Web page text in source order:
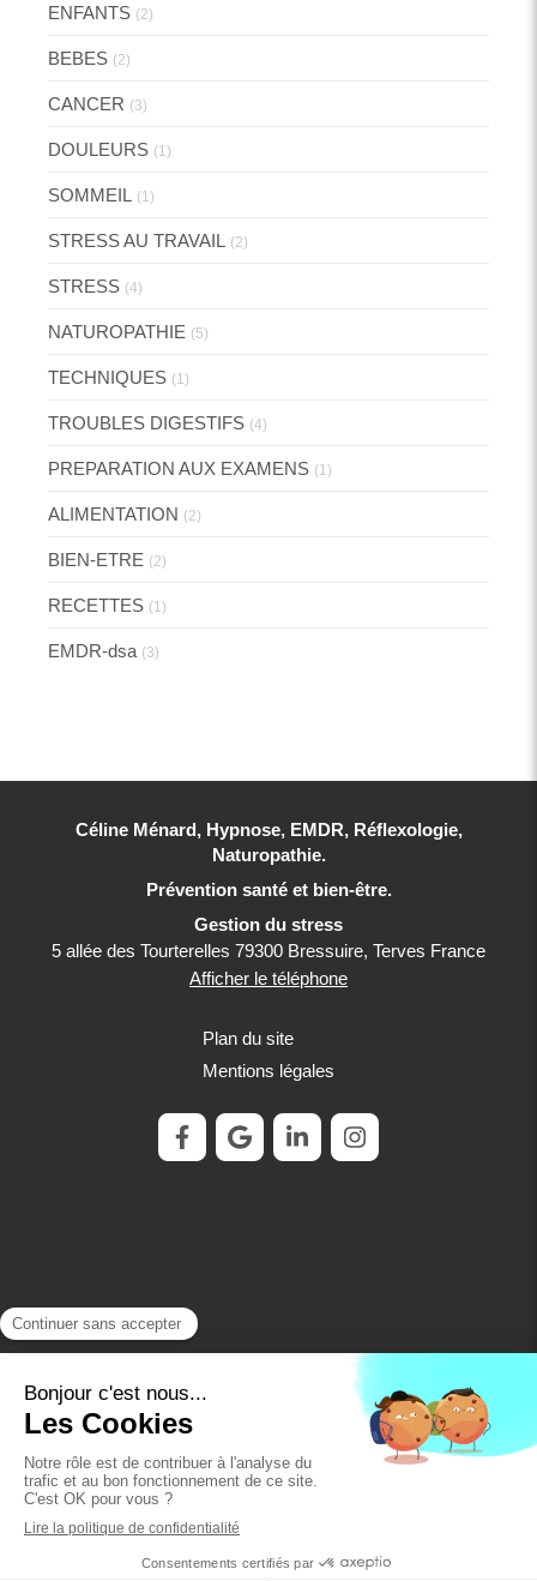
ENFANTS (2)
BEBES (2)
CANCER (3)
DOULEURS (1)
SOMMEIL (1)
STRESS AU TRAVAIL (2)
STRESS (4)
NATUROPATHIE (5)
TECHNIQUES (1)
TROUBLES DIGESTIFS (4)
PREPARATION AUX EXAMENS (1)
ALIMENTATION (2)
BIEN-ETRE (2)
RECETTES (1)
EMDR-dsa (3)
Céline Ménard, Hypnose, EMDR, Réflexologie,
Naturopathie.
Prévention santé et bien-être.
Gestion du stress
5 allée des Tourterelles 79300 Bressuire, Terves France
Afficher le téléphone
Plan du site
Mentions légales